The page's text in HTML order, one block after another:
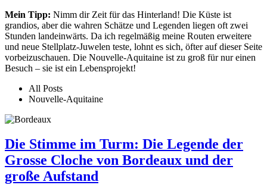
Mein Tipp: Nimm dir Zeit für das Hinterland! Die Küste ist
grandios, aber die wahren Schätze und Legenden liegen oft zwei
Stunden landeinwärts. Da ich regelmäßig meine Routen erweitere
und neue Stellplatz-Juwelen teste, lohnt es sich, öfter auf dieser Seite
vorbeizuschauen. Die Nouvelle-Aquitaine ist zu groß für nur einen
Besuch – sie ist ein Lebensprojekt!
All Posts
Nouvelle-Aquitaine
Die Stimme im Turm: Die Legende der
Grosse Cloche von Bordeaux und der
große Aufstand